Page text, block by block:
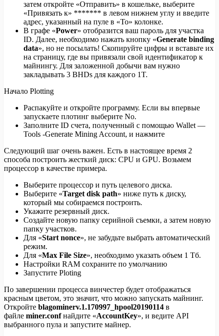
затем откройте «Отправить» в кошельке, выберите
«Привязать к» ******* в левом нижнем углу и введите
адрес, указанный на пуле в «To» колонке.
В графе «Power» отобразится ваш пароль для участка
ID. Далее, необходимо нажать кнопку «Generate binding
data», но не посылать! Скопируйте цифры и вставьте их
на страницу, где вы привязали свой идентификатор к
майнингу. Для заложенной добычи вам нужно
закладывать 3 BHDs для каждого 1T.
Начало Plotting
Распакуйте и откройте программу. Если вы впервые
запускаете плотинг выберите No.
Заполните ID счета, полученный с помощью Wallet —
Tools -Generate Mining Account, и нажмите
Следующий шаг очень важен. Есть в настоящее время 2
способа построить жесткий диск: CPU и GPU. Возьмем
процессор в качестве примера.
Выберите процессор и путь целевого диска.
Выберите «Target disk path» ниже путь к диску,
который мы собираемся построить.
Укажите резервный диск.
Создайте новую папку серийной съемки, а затем новую
папку участков.
Для «Start nonce», не забудьте выбрать автоматический
режим.
Для «Max File Size», необходимо указать объем 1 Тб.
Настройки RAM сохраните по умолчанию
Запустите Ploting
По завершении процесса винчестер будет отображаться
красным цветом, это значит, что можно запускать майнинг.
Откройте blagominerv.1.170997_hpool20190114 в
файле miner.confнайдите «AccountKey», и ведите API
выбранного пула и запустите майнер.